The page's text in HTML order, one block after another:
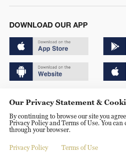
DOWNLOAD OUR APP
京ICP备20000184号
京公网安备 11010502050052号
Disinformation report hotline: 010-
Our Privacy Statement &
By continuing to browse our site you
Privacy Policy and Terms of Use. You
through your browser.
Privacy Policy Terms of Use